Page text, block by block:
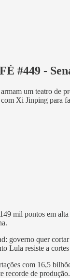
#449 -
um teatro de
com Xi Jinping para
mil pontos em
governo quer
Lula resiste a
com 16,5
recorde de produção.